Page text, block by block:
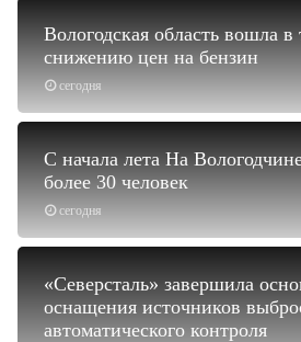
сегодня
Вологодская область вошла
снижению цен на бензин
сегодня
С начала лета На
более 30 человек
«Северсталь» завершила
оснащения источников
автоматического контроля